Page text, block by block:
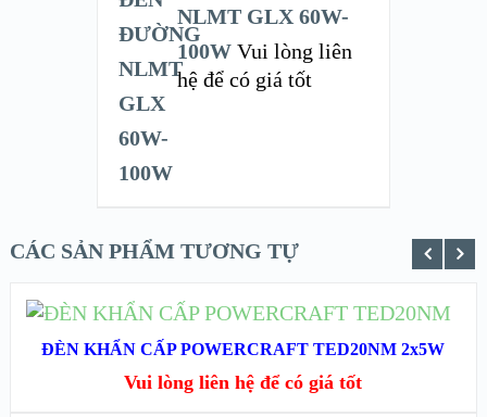
NLMT GLX 60W-
100W Vui lòng liên
hệ để có giá tốt
CÁC SẢN PHẨM TƯƠNG TỰ
XEM NHANH
ĐỌC TIẾP
ĐÈN KHẨN CẤP POWERCRAFT TED20NM 2x5W
Vui lòng liên hệ để có giá tốt